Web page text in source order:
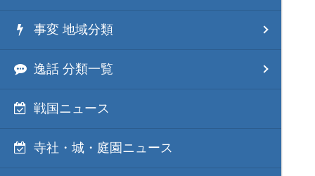
事変 地域分類
逸話 分類一覧
戦国ニュース
寺社・城・庭園ニュース